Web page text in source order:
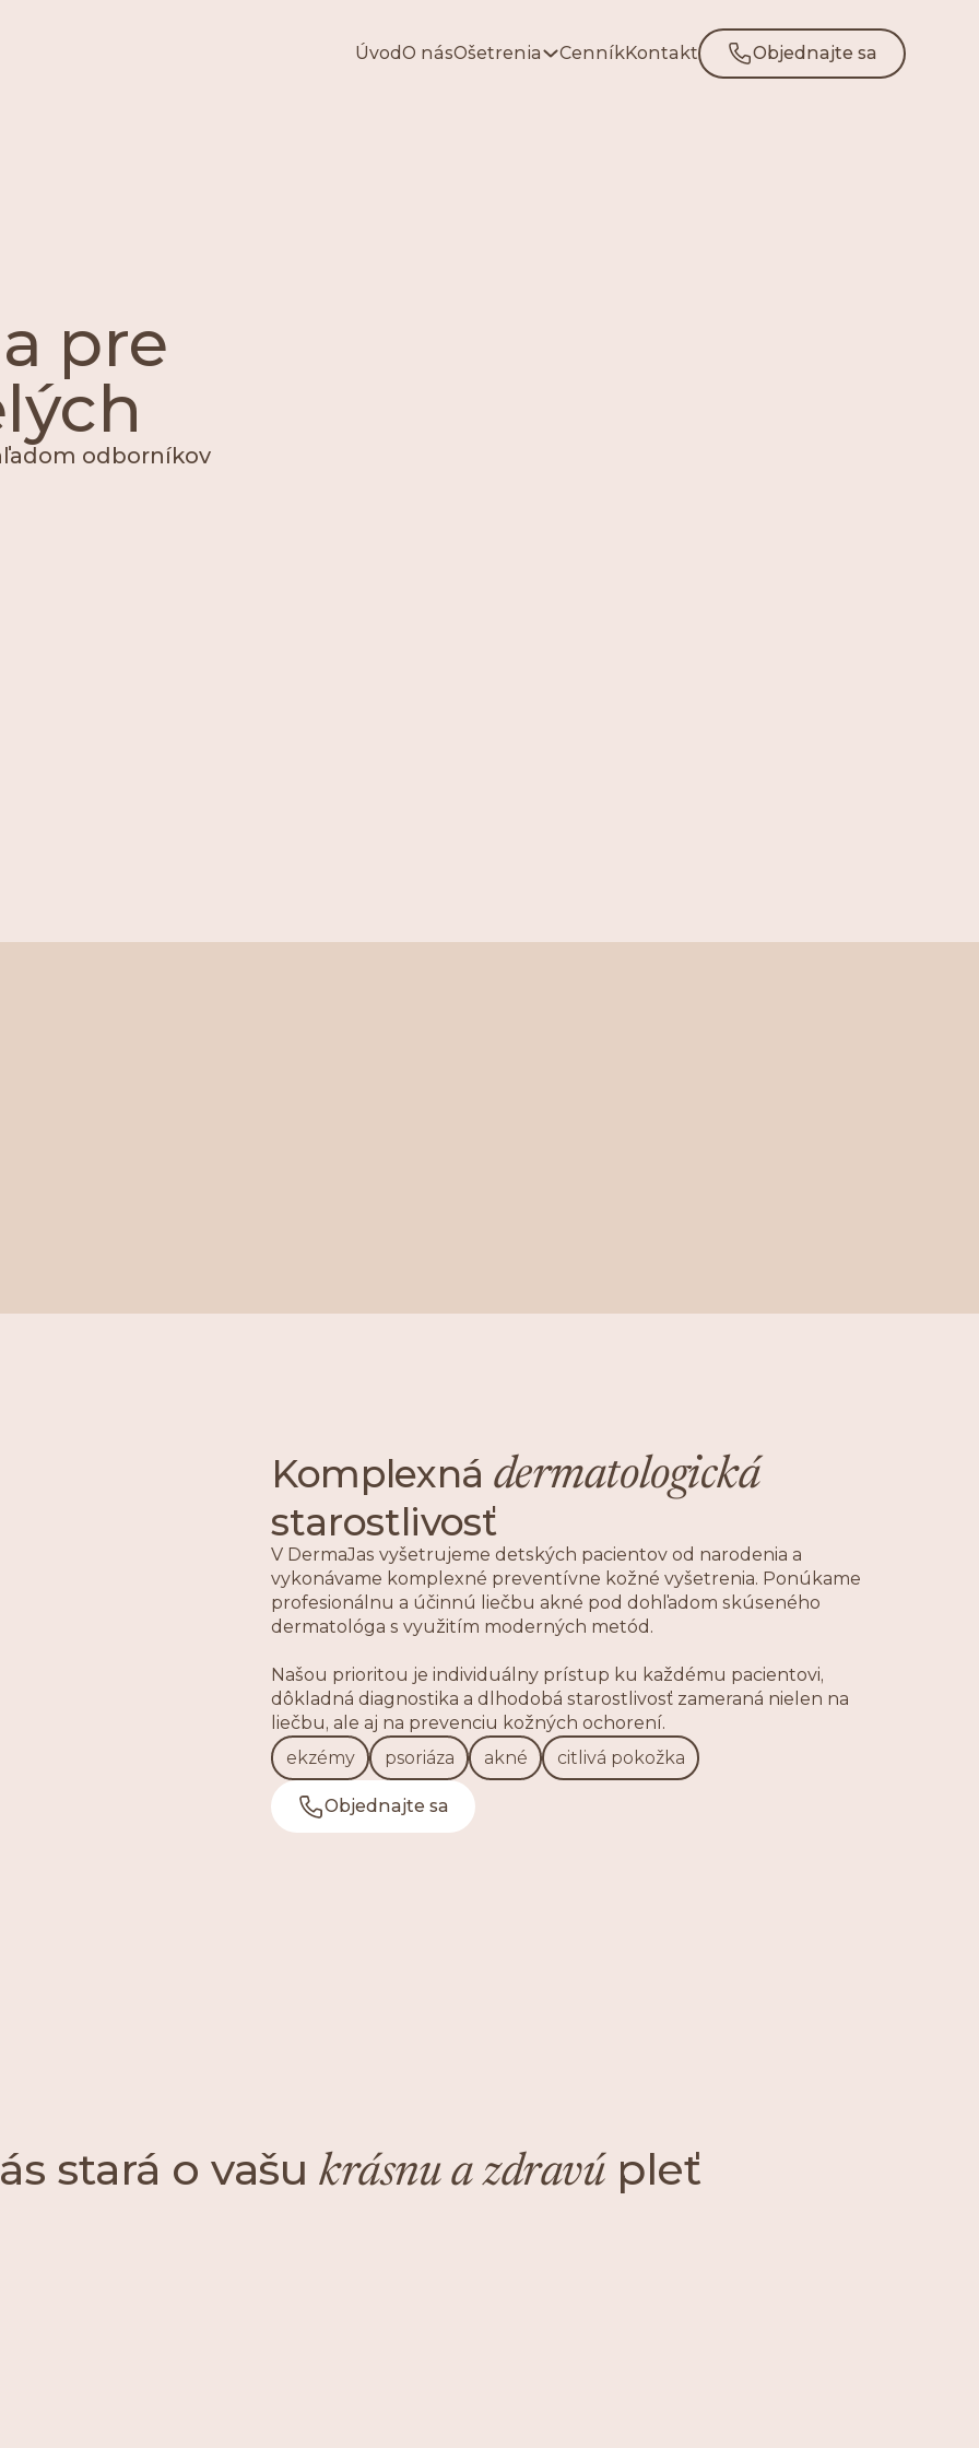
ÚvodO násOšetrenia CenníkKontakt Objednajte sa
pre
odborníkov
Komplexná dermatologická
starostlivosť
V DermaJas vyšetrujeme detských pacientov od narodenia a
vykonávame komplexné preventívne kožné vyšetrenia. Ponúkame
profesionálnu a účinnú liečbu akné pod dohľadom skúseného
dermatológa s využitím moderných metód.
Našou prioritou je individuálny prístup ku každému pacientovi,
dôkladná diagnostika a dlhodobá starostlivosť zameraná nielen na
liečbu, ale aj na prevenciu kožných ochorení.
ekzémy
psoriáza akné citlivá pokožka
Objednajte sa
stará o vašu krásnu a zdravúpleť